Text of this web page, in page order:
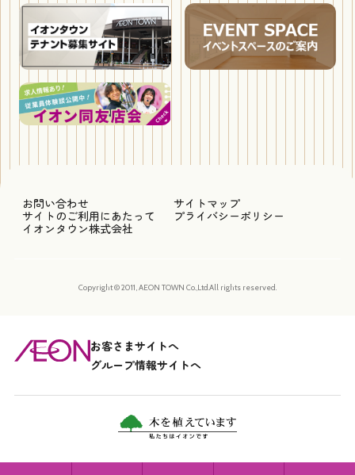
お問い合わせ
サイトマップ
サイトのご利用にあたって
プライバシーポリシー
イオンタウン株式会社
Copyright © 2011, AEON TOWN Co.,Ltd.All rights reserved.
お客さまサイトへ
グループ情報サイトへ